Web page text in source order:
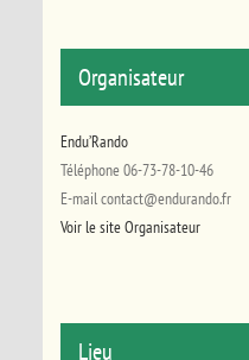
Organisateur
Endu’Rando
Téléphone 06-73-78-10-46
E-mail contact@endurando.fr
Voir le site Organisateur
Lieu